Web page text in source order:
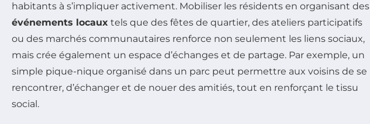
habitants à s’impliquer activement. Mobiliser les résidents en organisant des
événements locaux tels que des fêtes de quartier, des ateliers participatifs
ou des marchés communautaires renforce non seulement les liens sociaux,
mais crée également un espace d’échanges et de partage. Par exemple, un
simple pique-nique organisé dans un parc peut permettre aux voisins de se
rencontrer, d’échanger et de nouer des amitiés, tout en renforçant le tissu
social.